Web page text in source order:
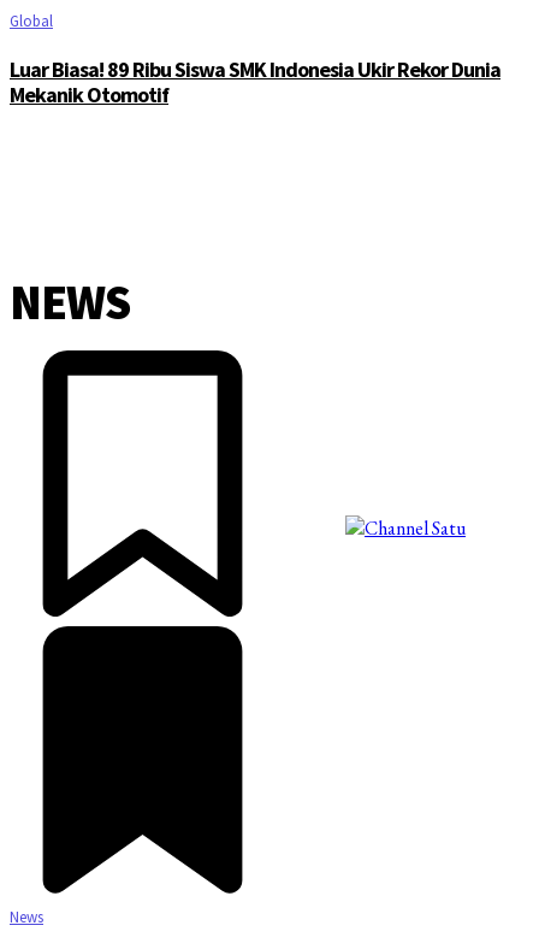
Global
Luar Biasa! 89 Ribu Siswa SMK Indonesia Ukir Rekor Dunia
Mekanik Otomotif
NEWS
News